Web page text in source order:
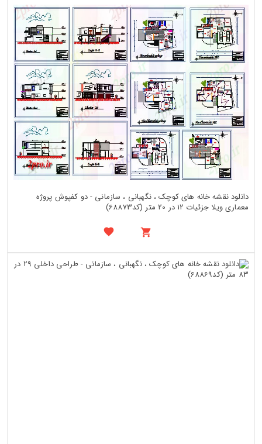
دانلود نقشه خانه های کوچک ، نگهبانی ، سازمانی - دو کفپوش پروژه
معماری ویلا جزئیات 12 در 20 متر (کد68873)